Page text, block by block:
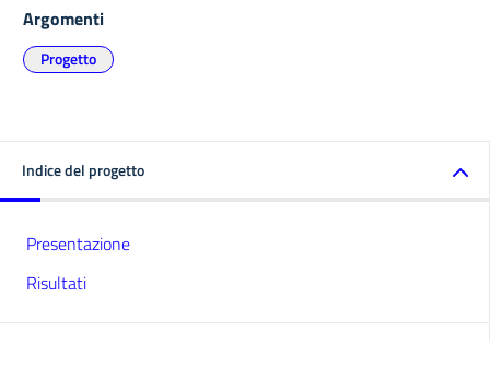
Argomenti
Progetto
Indice del progetto
Presentazione
Risultati